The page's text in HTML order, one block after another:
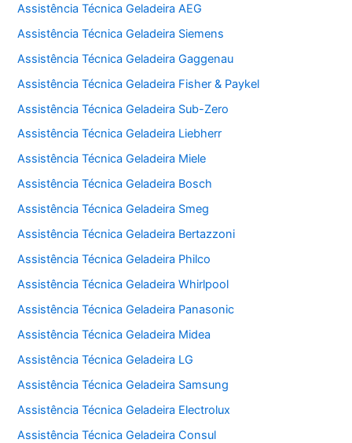
Assistência Técnica Geladeira AEG
Assistência Técnica Geladeira Siemens
Assistência Técnica Geladeira Gaggenau
Assistência Técnica Geladeira Fisher & Paykel
Assistência Técnica Geladeira Sub-Zero
Assistência Técnica Geladeira Liebherr
Assistência Técnica Geladeira Miele
Assistência Técnica Geladeira Bosch
Assistência Técnica Geladeira Smeg
Assistência Técnica Geladeira Bertazzoni
Assistência Técnica Geladeira Philco
Assistência Técnica Geladeira Whirlpool
Assistência Técnica Geladeira Panasonic
Assistência Técnica Geladeira Midea
Assistência Técnica Geladeira LG
Assistência Técnica Geladeira Samsung
Assistência Técnica Geladeira Electrolux
Assistência Técnica Geladeira Consul